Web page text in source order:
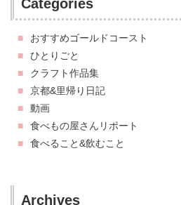
Categories
おすすめゴールドコースト
ひとりごと
クラフト作品集
京都&里帰り日記
動画
食べもの屋さんリポート
食べること&飲むこと
Archives